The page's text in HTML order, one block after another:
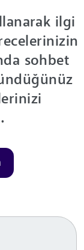
ilgi
sohbet